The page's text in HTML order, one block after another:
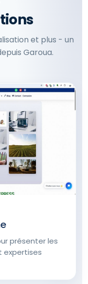
et plus - un
Garoua.
présenter les
expertises